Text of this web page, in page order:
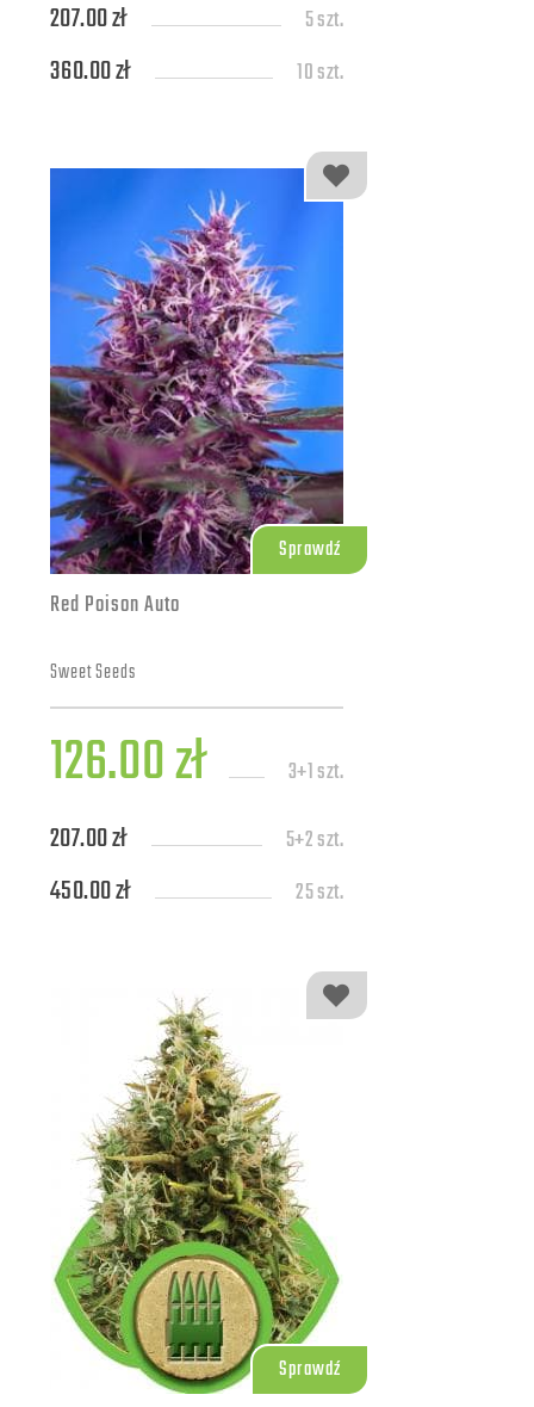
207.00 zł 5 szt.
360.00 zł 10 szt.
Sprawdź
Red Poison Auto
Sweet Seeds
126.00 zł 3+1 szt.
207.00 zł 5+2 szt.
450.00 zł 25 szt.
Sprawdź